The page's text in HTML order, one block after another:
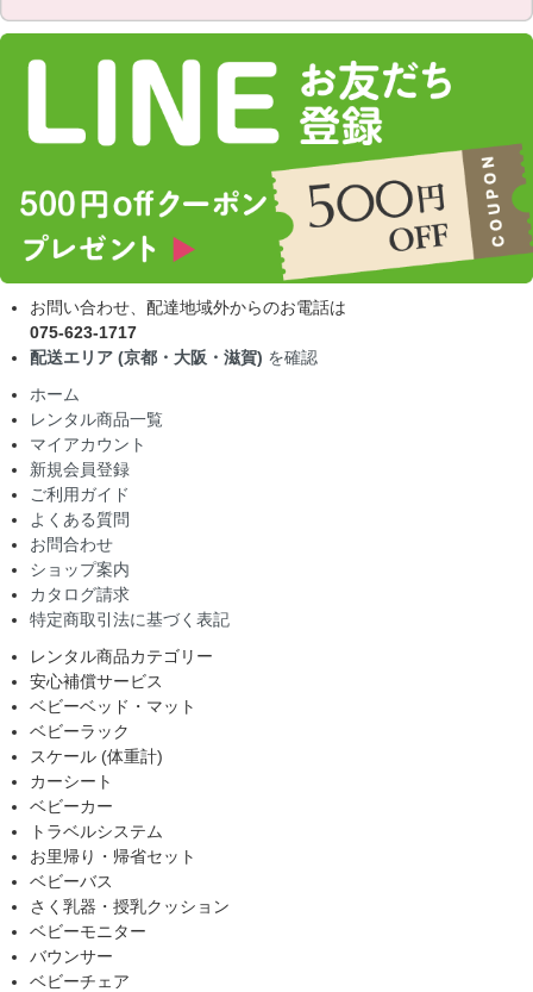
お問い合わせ、配達地域外からのお電話は
075-623-1717
配送エリア (京都・大阪・滋賀) を確認
ホーム
レンタル商品一覧
マイアカウント
新規会員登録
ご利用ガイド
よくある質問
お問合わせ
ショップ案内
カタログ請求
特定商取引法に基づく表記
レンタル商品カテゴリー
安心補償サービス
ベビーベッド・マット
ベビーラック
スケール (体重計)
カーシート
ベビーカー
トラベルシステム
お里帰り・帰省セット
ベビーバス
さく乳器・授乳クッション
ベビーモニター
バウンサー
ベビーチェア